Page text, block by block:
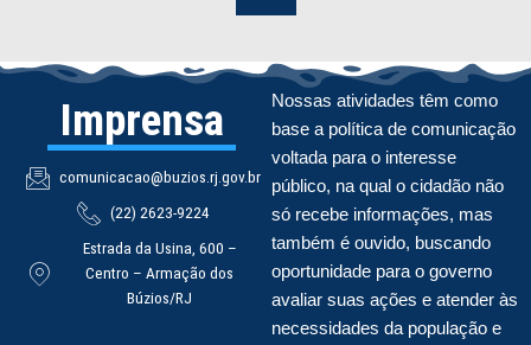
Imprensa
comunicacao@buzios.rj.gov.br
(22) 2623-9224
Estrada da Usina, 600 –
Centro – Armação dos
Búzios/RJ
Nossas atividades têm como
base a política de comunicação
voltada para o interesse
público, na qual o cidadão não
só recebe informações, mas
também é ouvido, buscando
oportunidade para o governo
avaliar suas ações e atender às
necessidades da população e